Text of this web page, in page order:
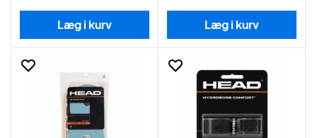
Læg i kurv Læg i kurv